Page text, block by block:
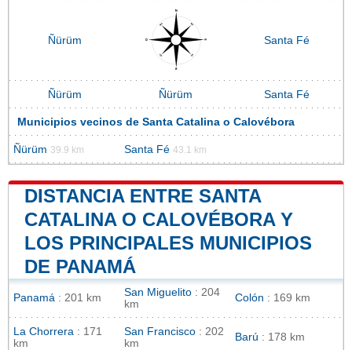
Ñürüm Santa Fé
Ñürüm Ñürüm Santa Fé
Municipios vecinos de Santa Catalina o Calovébora
Ñürüm 39.9 km Santa Fé 43.1 km
DISTANCIA ENTRE SANTA
CATALINA O CALOVÉBORA Y
LOS PRINCIPALES MUNICIPIOS
DE PANAMÁ
Panamá : 201 km San Miguelito : 204
km
Colón : 169 km
La Chorrera : 171
km
San Francisco : 202
km
Barú : 178 km